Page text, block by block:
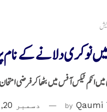
دلانے کے نام پر 30 لاکھ روپے کا
میں انکم ٹیکس آفس میں بٹھا کرفرضی
by Qaumi دسمبر 20, 2025